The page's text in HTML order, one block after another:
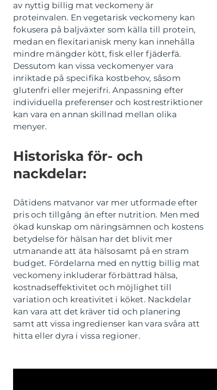
av nyttig billig mat veckomeny är
proteinvalen. En vegetarisk veckomeny kan
fokusera på baljväxter som källa till protein,
medan en flexitarianisk meny kan innehålla
mindre mängder kött, fisk eller fjäderfä.
Dessutom kan vissa veckomenyer vara
inriktade på specifika kostbehov, såsom
glutenfri eller mejerifri. Anpassning efter
individuella preferenser och kostrestriktioner
kan vara en annan skillnad mellan olika
menyer.
Historiska för- och
nackdelar:
Dåtidens matvanor var mer utformade efter
pris och tillgång än efter nutrition. Men med
ökad kunskap om näringsämnen och kostens
betydelse för hälsan har det blivit mer
utmanande att äta hälsosamt på en stram
budget. Fördelarna med en nyttig billig mat
veckomeny inkluderar förbättrad hälsa,
kostnadseffektivitet och möjlighet till
variation och kreativitet i köket. Nackdelar
kan vara att det kräver tid och planering
samt att vissa ingredienser kan vara svåra att
hitta eller dyra i vissa regioner.